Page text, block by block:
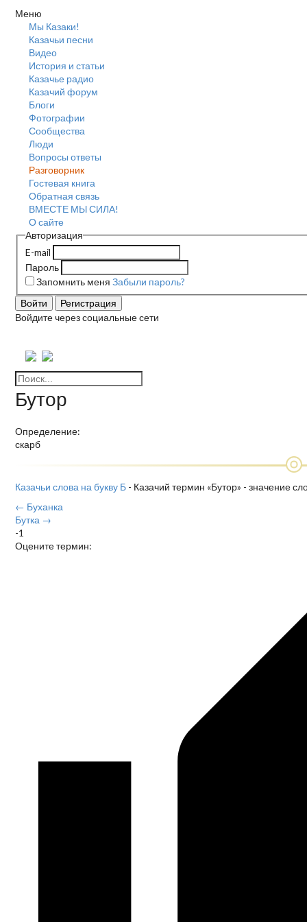
Меню
Мы Казаки!
Казачьи песни
Видео
История и статьи
Казачье радио
Казачий форум
Блоги
Фотографии
Сообщества
Люди
Вопросы ответы
Разговорник
Гостевая книга
Обратная связь
ВМЕСТЕ МЫ СИЛА!
О сайте
Авторизация
E-mail
Пароль
Запомнить меня Забыли пароль?
Войти Регистрация
Войдите через социальные сети
Бутор
Определение:
скарб
Казачьи слова на букву Б - Казачий термин «Бутор» - значение
← Буханка
Бутка →
-1
Оцените термин: